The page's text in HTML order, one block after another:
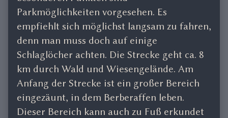
Parkmöglichkeiten vorgesehen. Es
empfiehlt sich möglichst langsam zu fahren,
denn man muss doch auf einige
Schlaglöcher achten. Die Strecke geht ca. 8
km durch Wald und Wiesengelände. Am
Anfang der Strecke ist ein großer Bereich
eingezäunt, in dem Berberaffen leben.
Dieser Bereich kann auch zu Fuß erkundet